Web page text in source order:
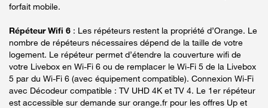
forfait mobile.
Répéteur Wifi 6 : Les répéteurs restent la propriété d’Orange. Le
nombre de répéteurs nécessaires dépend de la taille de votre
logement. Le répéteur permet d’étendre la couverture wifi de
votre Livebox en Wi-Fi 6 ou de remplacer le Wi-Fi 5 de la Livebox
5 par du Wi-Fi 6 (avec équipement compatible). Connexion Wi-Fi
avec Décodeur compatible : TV UHD 4K et TV 4. Le 1er répéteur
est accessible sur demande sur orange.fr pour les offres Up et